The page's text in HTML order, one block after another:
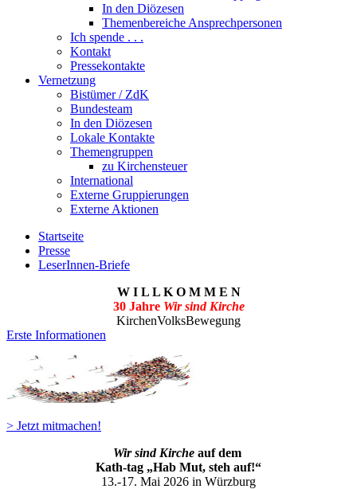
In den Diözesen
Themenbereiche Ansprechpersonen
Ich spende . . .
Kontakt
Pressekontakte
Vernetzung
Bistümer / ZdK
Bundesteam
In den Diözesen
Lokale Kontakte
Themengruppen
zu Kirchensteuer
International
Externe Gruppierungen
Externe Aktionen
Startseite
Presse
LeserInnen-Briefe
W I L L K O M M E N
30 Jahre Wir sind Kirche
KirchenVolksBewegung
Erste Informationen
> Jetzt mitmachen!
Wir sind Kirche auf dem
Kath-tag „Hab Mut, steh auf!“
13.-17. Mai 2026 in Würzburg